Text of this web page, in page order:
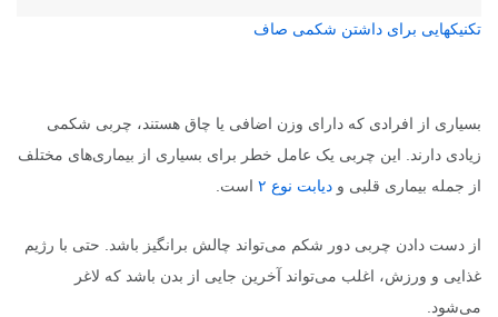
تکنیکهایی برای داشتن شکمی صاف
بسیاری از افرادی که دارای وزن اضافی یا چاق هستند، چربی شکمی
زیادی دارند. این چربی یک عامل خطر برای بسیاری از بیماری‌های مختلف
از جمله بیماری قلبی و دیابت نوع ۲ است.
از دست دادن چربی دور شکم می‌تواند چالش برانگیز باشد. حتی با رژیم
غذایی و ورزش، اغلب می‌تواند آخرین جایی از بدن باشد که لاغر
می‌شود.